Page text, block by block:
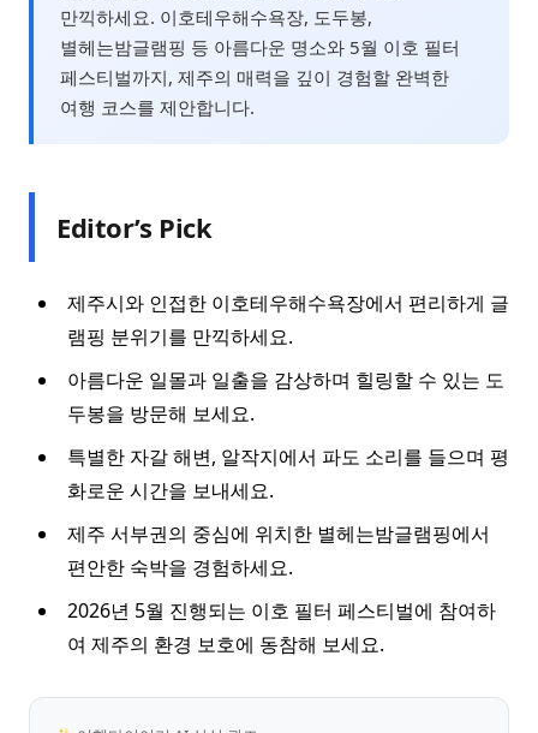
만끽하세요. 이호테우해수욕장, 도두봉,
별헤는밤글램핑 등 아름다운 명소와 5월 이호 필터
페스티벌까지, 제주의 매력을 깊이 경험할 완벽한
여행 코스를 제안합니다.
Editor’s Pick
제주시와 인접한 이호테우해수욕장에서 편리하게 글
램핑 분위기를 만끽하세요.
아름다운 일몰과 일출을 감상하며 힐링할 수 있는 도
두봉을 방문해 보세요.
특별한 자갈 해변, 알작지에서 파도 소리를 들으며 평
화로운 시간을 보내세요.
제주 서부권의 중심에 위치한 별헤는밤글램핑에서
편안한 숙박을 경험하세요.
2026년 5월 진행되는 이호 필터 페스티벌에 참여하
여 제주의 환경 보호에 동참해 보세요.